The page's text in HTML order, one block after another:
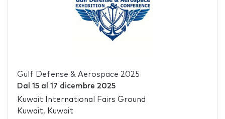
Gulf Defense & Aerospace 2025
Dal 15al 17 dicembre 2025
Kuwait International Fairs Ground
Kuwait, Kuwait